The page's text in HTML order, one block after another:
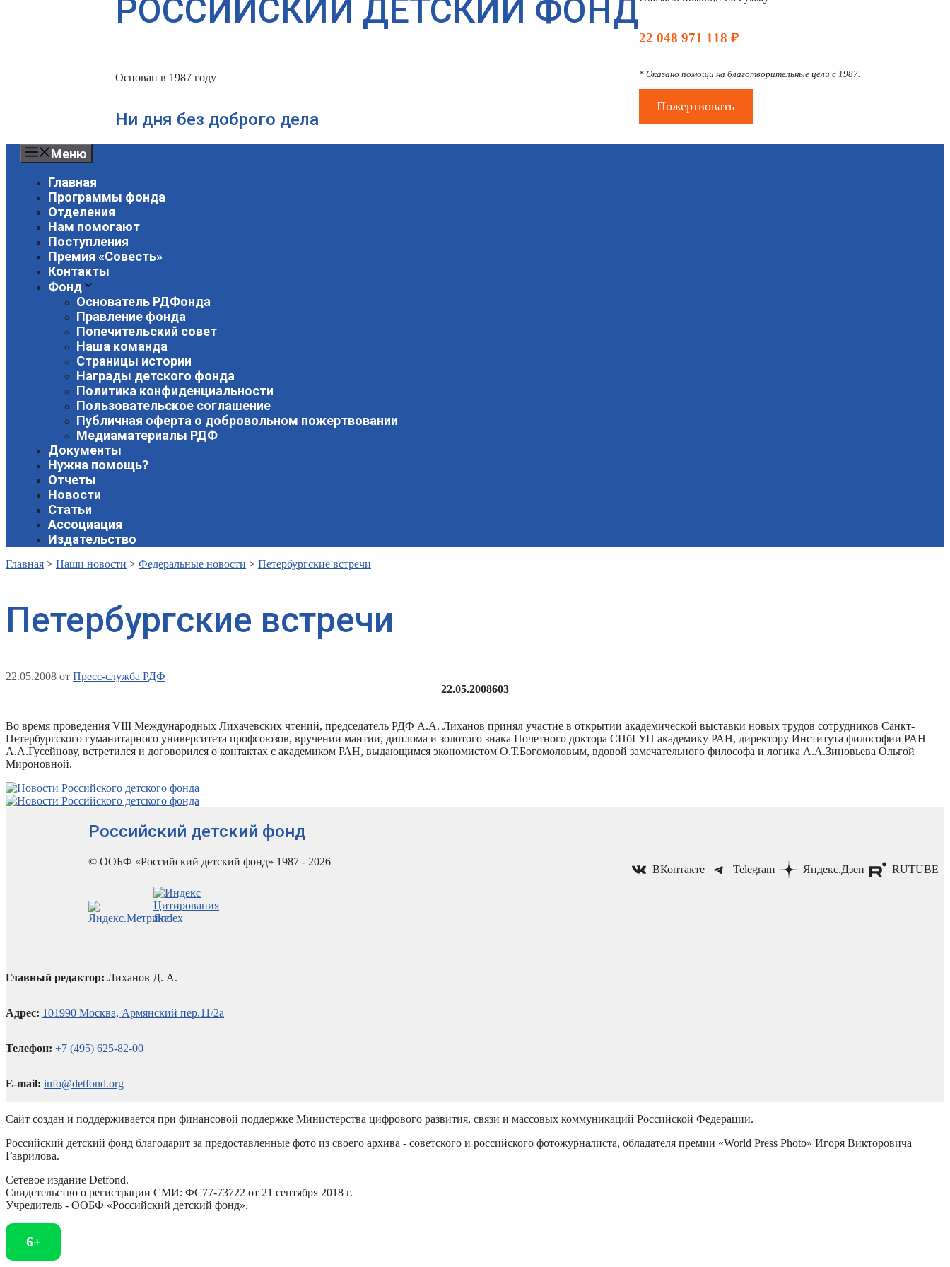
РОССИЙСКИЙ ДЕТСКИЙ ФОНД
Основан в 1987 году
Ни дня без доброго дела
22 048 971 118 ₽
* Оказано помощи на благотворительные цели с 1987.
Пожертвовать
Меню
Главная
Программы фонда
Отделения
Нам помогают
Поступления
Премия «Совесть»
Контакты
Фонд
Основатель РДФонда
Правление фонда
Попечительский совет
Наша команда
Страницы истории
Награды детского фонда
Политика конфиденциальности
Пользовательское соглашение
Публичная оферта о добровольном пожертвовании
Медиаматериалы РДФ
Документы
Нужна помощь?
Отчеты
Новости
Статьи
Ассоциация
Издательство
Главная > Наши новости > Федеральные новости > Петербургские встречи
Петербургские встречи
22.05.2008 от Пресс-служба РДФ
22.05.2008603
Во время проведения VIII Международных Лихачевских чтений, председатель РДФ А.А. Лиханов принял участие в открытии академической выставки новых трудов сотрудников Санкт-
Петербургского гуманитарного университета профсоюзов, вручении мантии, диплома и золотого знака Почетного доктора СПбГУП академику РАН, директору Института философии РАН
А.А.Гусейнову, встретился и договорился о контактах с академиком РАН, выдающимся экономистом О.Т.Богомоловым, вдовой замечательного философа и логика А.А.Зиновьева Ольгой
Мироновной.
Российский детский фонд
© ООБФ «Российский детский фонд» 1987 - 2026
ВКонтакте Telegram Яндекс.Дзен RUTUBE
Главный редактор: Лиханов Д. А.
Адрес: 101990 Москва, Армянский пер.11/2а
Телефон: +7 (495) 625-82-00
E-mail: info@detfond.org
Сайт создан и поддерживается при финансовой поддержке Министерства цифрового развития, связи и массовых коммуникаций Российской Федерации.
Российский детский фонд благодарит за предоставленные фото из своего архива - советского и российского фотожурналиста, обладателя премии «World Press Photo» Игоря Викторовича
Гаврилова.
Сетевое издание Detfond.
Свидетельство о регистрации СМИ: ФС77-73722 от 21 сентября 2018 г.
Учредитель - ООБФ «Российский детский фонд».
6+